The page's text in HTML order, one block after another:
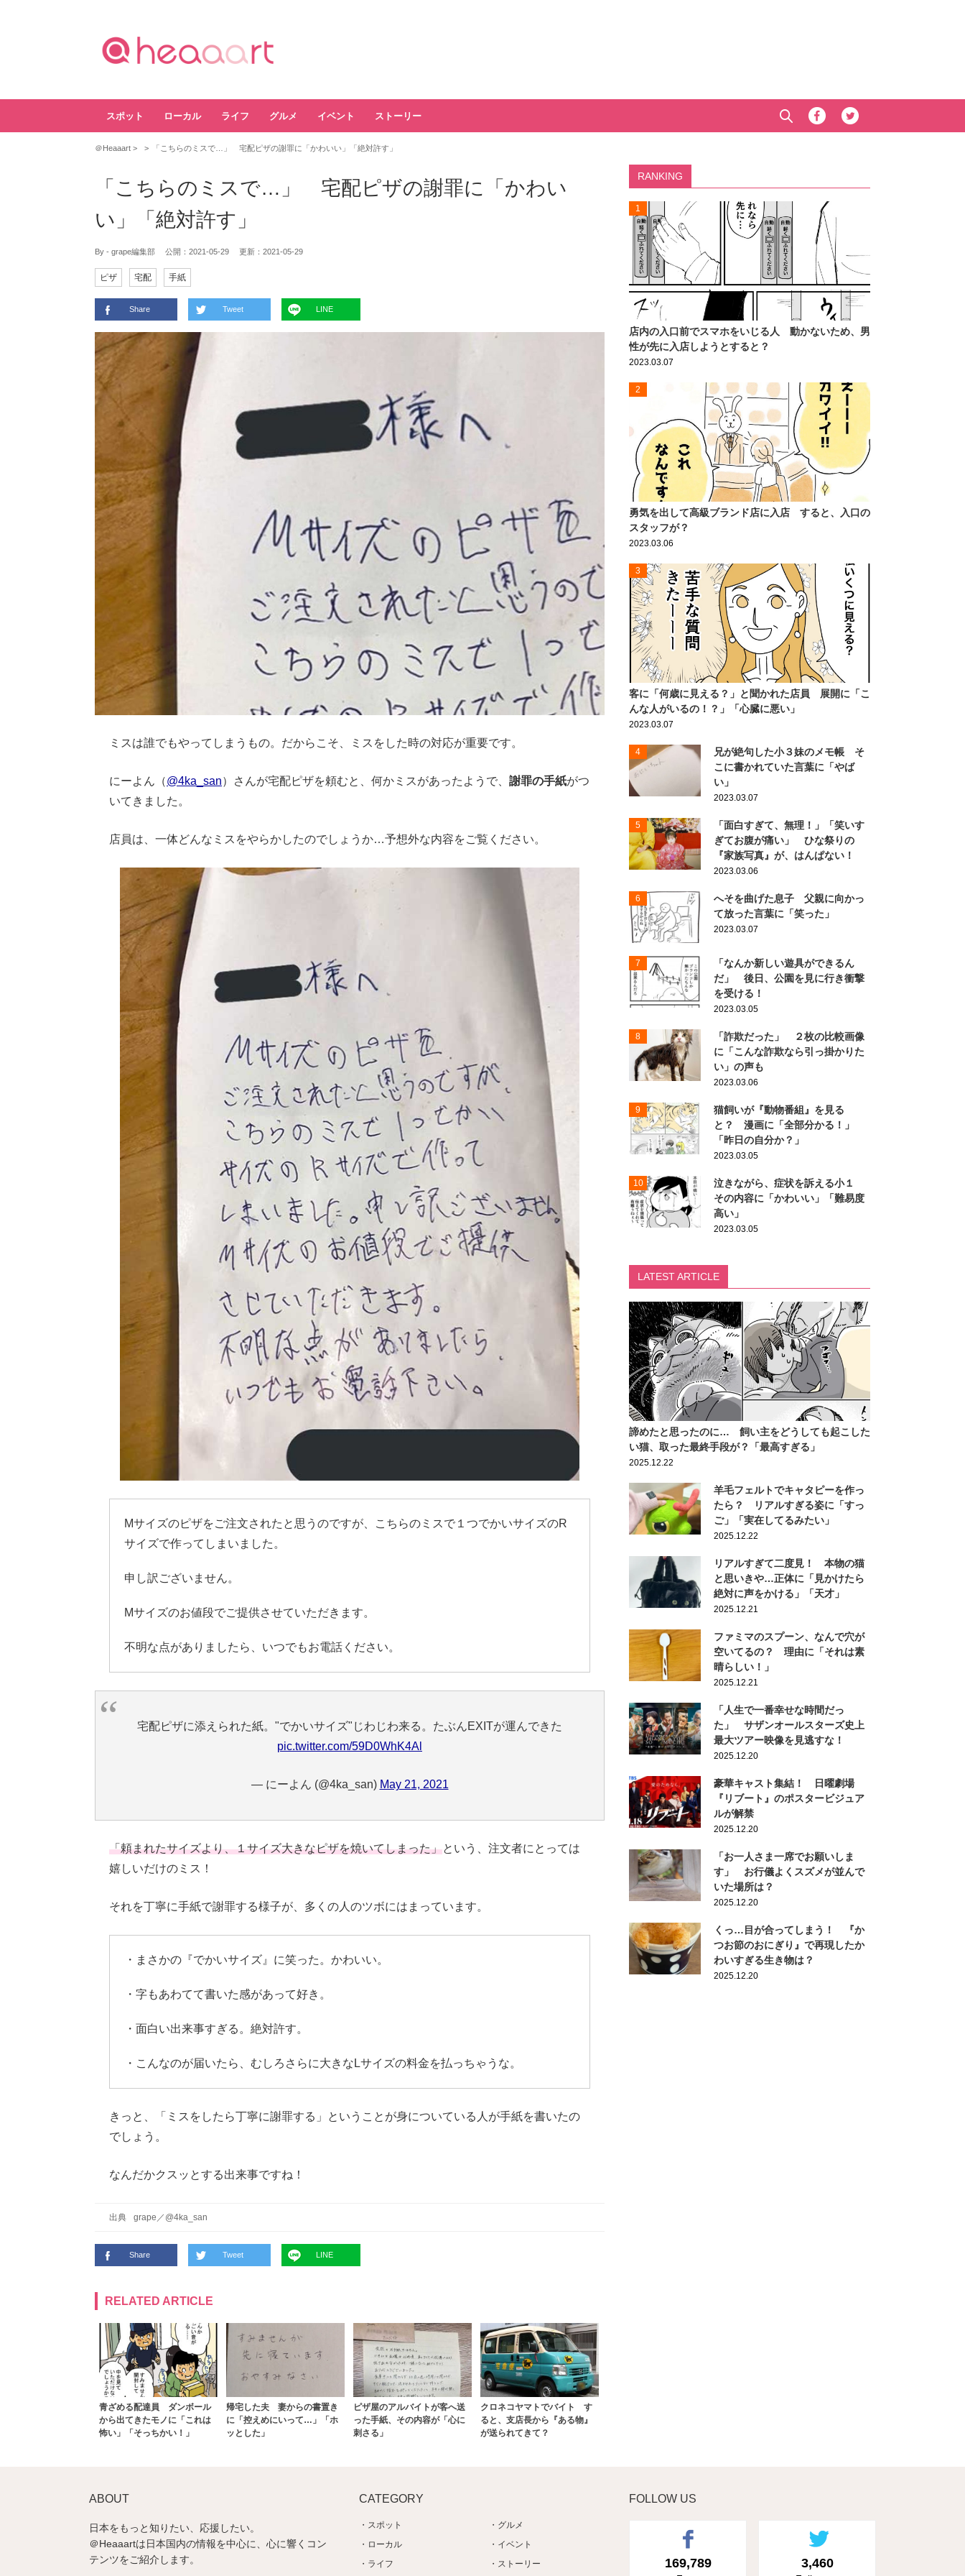
スポット ローカル ライフ グルメ イベント ストーリー
＠Heaaart 「こちらのミスで…」 宅配ピザの謝罪に「かわいい」「絶対許す」
「こちらのミスで…」 宅配ピザの謝罪に「かわい
い」「絶対許す」
By - grape編集部 公開： 2021-05-29 更新： 2021-05-29
ピザ 宅配 手紙
Share Tweet LINE
ミスは誰でもやってしまうもの。だからこそ、ミスをした時の対応が重要です。
にーよん（@4ka_san）さんが宅配ピザを頼むと、何かミスがあったようで、 謝罪の手紙がつ
いてきました。
店員は、一体どんなミスをやらかしたのでしょうか…予想外な内容をご覧ください。
Mサイズのピザをご注文されたと思うのですが、こちらのミスで１つでかいサイズのR
サイズで作ってしまいました。
申し訳ございません。
Mサイズのお値段でご提供させていただきます。
不明な点がありましたら、いつでもお電話ください。
宅配ピザに添えられた紙。"でかいサイズ"じわじわ来る。たぶんEXITが運んできた
pic.twitter.com/59D0WhK4Al
— にーよん (@4ka_san) May 21, 2021
「頼まれたサイズより、１サイズ大きなピザを焼いてしまった」という、注文者にとっては
嬉しいだけのミス！
それを丁寧に手紙で謝罪する様子が、多くの人のツボにはまっています。
・まさかの『でかいサイズ』に笑った。かわいい。
・字もあわてて書いた感があって好き。
・面白い出来事すぎる。絶対許す。
・こんなのが届いたら、むしろさらに大きなLサイズの料金を払っちゃうな。
きっと、「ミスをしたら丁寧に謝罪する」ということが身についている人が手紙を書いたの
でしょう。
なんだかクスッとする出来事ですね！
出典 grape ／ @4ka_san
Share Tweet LINE
RELATED ARTICLE
青ざめる配達員 ダンボール
から出てきたモノに「これは
怖い」「そっちかい！」
帰宅した夫 妻からの書置き
に「控えめにいって…」「ホ
ッとした」
ピザ屋のアルバイトが客へ送
った手紙、その内容が「心に
刺さる」
クロネコヤマトでバイト す
ると、支店長から『ある物』
が送られてきて？
RANKING
1
店内の入口前でスマホをいじる人 動かないため、男
性が先に入店しようとすると？
2023.03.07
2
勇気を出して高級ブランド店に入店 すると、入口の
スタッフが？
2023.03.06
3
客に「何歳に見える？」と聞かれた店員 展開に「こ
んな人がいるの！？」「心臓に悪い」
2023.03.07
4
兄が絶句した小３妹のメモ帳 そ
こに書かれていた言葉に「やば
い」
2023.03.07
5
「面白すぎて、無理！」「笑いす
ぎてお腹が痛い」 ひな祭りの
『家族写真』が、はんぱない！
2023.03.06
6
へそを曲げた息子 父親に向かっ
て放った言葉に「笑った」
2023.03.07
7
「なんか新しい遊具ができるん
だ」 後日、公園を見に行き衝撃
を受ける！
2023.03.05
8
「詐欺だった」 ２枚の比較画像
に「こんな詐欺なら引っ掛かりた
い」の声も
2023.03.06
9
猫飼いが『動物番組』を見る
と？ 漫画に「全部分かる！」
「昨日の自分か？」
2023.03.05
10
泣きながら、症状を訴える小１
その内容に「かわいい」「難易度
高い」
2023.03.05
LATEST ARTICLE
諦めたと思ったのに… 飼い主をどうしても起こした
い猫、取った最終手段が？「最高すぎる」
2025.12.22
羊毛フェルトでキャタピーを作っ
たら？ リアルすぎる姿に「すっ
ご」「実在してるみたい」
2025.12.22
リアルすぎて二度見！ 本物の猫
と思いきや…正体に「見かけたら
絶対に声をかける」「天才」
2025.12.21
ファミマのスプーン、なんで穴が
空いてるの？ 理由に「それは素
晴らしい！」
2025.12.21
「人生で一番幸せな時間だっ
た」 サザンオールスターズ史上
最大ツアー映像を見逃すな！
2025.12.20
豪華キャスト集結！ 日曜劇場
『リブート』のポスタービジュア
ルが解禁
2025.12.20
「お一人さま一席でお願いしま
す」 お行儀よくスズメが並んで
いた場所は？
2025.12.20
くっ…目が合ってしまう！ 『か
つお節のおにぎり』で再現したか
わいすぎる生き物は？
2025.12.20
ABOUT
日本をもっと知りたい、応援したい。
＠Heaaartは日本国内の情報を中心に、心に響くコン
テンツをご紹介します。
CATEGORY
スポット
ローカル
ライフ
グルメ
イベント
ストーリー
FOLLOW US
169,789 3,460